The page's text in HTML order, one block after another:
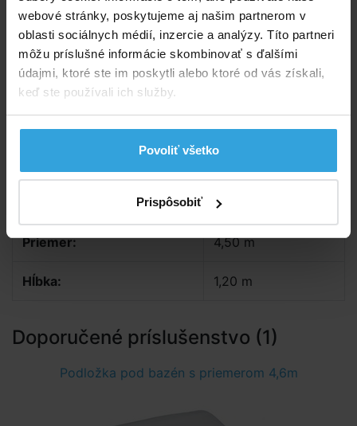
webové stránky, poskytujeme aj našim partnerom v
oblasti sociálnych médií, inzercie a analýzy. Títo partneri
môžu príslušné informácie skombinovať s ďalšími
údajmi, ktoré ste im poskytli alebo ktoré od vás získali,
keď ste používali ich služby.
Povoliť všetko
Prispôsobiť
zavesenie za vrchný lem bazéna).
Parametry
Tvar:
Dekor: modrá
0,40 mm
Priemer: 4,50 m
Hĺbka: 1,20 m
Doporučené príslušenstvo (1)
Podložka pod bazén s priemerom 4,6m